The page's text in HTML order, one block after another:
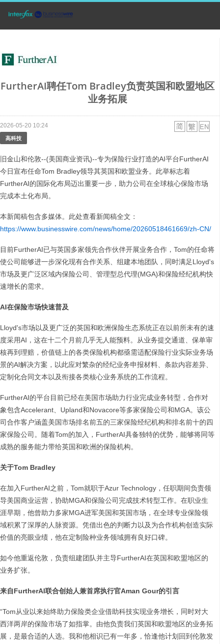
FurtherAI聘任Tom Bradley负责英国和欧盟地区
业务拓展
2026-05-20 10:24
高科技
旧金山和伦敦--(美国商业资讯)--专为保险行业打造的AI平台FurtherAI
今日宣布任命Tom Bradley领导其英国和欧盟业务。此举标志着
FurtherAI的国际化布局迈出重要一步，助力公司在全球核心保险市场
完成本土化布局。
本新闻稿包含多媒体。此处查看新闻稿全文：
https://www.businesswire.com/news/home/20260518461669/zh-CN/
目前FurtherAI已与英国多家领先合作伙伴开展业务合作，Tom的任命将
使公司能够进一步深化现有合作关系、组建本地团队，同时满足Lloyd's
市场及更广泛区域内保险公司、管理型总代理(MGA)和保险经纪机构快
速增长的需求。
AI在保险市场快速普及
Lloyd's市场以及更广泛的英国和欧洲保险生态系统正在以前所未有的速
度采用AI，这在十二个月前几乎无人能预料。从业务提交通道、保单审
核再到理赔，价值链上的各类保险机构都亟需适配保险行业实际业务场
景的AI解决方案，以此应对繁杂的经纪业务申报材料、条款内容差异、
定制化合同文本以及衔接各类核心业务系统的工作流程。
FurtherAI的平台目前已经在美国市场助力行业完成业务转型，合作对
象包含Accelerant、Upland和Novacore等多家保险公司和MGA。该公
司合作客户涵盖美国市场排名前五的三家保险经纪机构和排名前十的四
家保险公司。随着Tom的加入，FurtherAI具备独特的优势，能够将同等
成熟的服务能力带给英国和欧洲的保险机构。
关于Tom Bradley
在加入FurtherAI之前，Tom就职于Azur Technology，任职期间负责领
导美国商业运营，协助MGA和保险公司完成技术转型工作。在职业生
涯早期，他曾助力多家MGA进军美国和英国市场，在全球专业保险领
域积累了深厚的人脉资源。凭借出色的判断力以及为合作机构创造实际
价值的亮眼业绩，他在定制险种业务领域拥有良好口碑。
如今他重返伦敦，负责组建团队并主导FurtherAI在英国和欧盟地区的
业务扩张。
来自FurtherAI联合创始人兼首席执行官Aman Gour的引言
“Tom从业以来始终助力保险类企业借助科技实现业务增长，同时对大
西洋两岸的保险市场了如指掌。由他负责我们英国和欧盟地区的业务拓
展，是最合适的人选。我和他相识已有一年多，恰逢他计划回到伦敦发